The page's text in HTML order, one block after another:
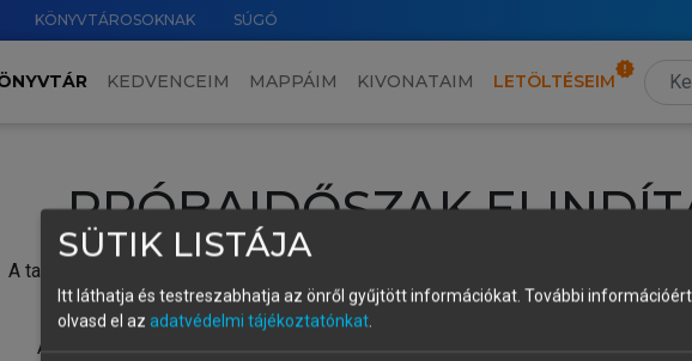
KÖNYVTÁROSOKNAK SÚGÓ
KEDVENCEIM MAPPÁIM KIVONATAIM LETÖLTÉSEIM
PRÓBAIDŐSZAK
A tartalom megtekintéséhez lépj be a saját fiókoddal, iskolai azonosítóddal vagy
Új felhasználóként1 óra díjmentes hozzáférésrevagy
A próbaidőszak elindításához,
vagy hozz
SÜTIK LISTÁJA
Itt láthatja és testreszabhatja az önről gyűjtött információkat. További
olvasd el az adatvédelmi tájékoztatónkat.